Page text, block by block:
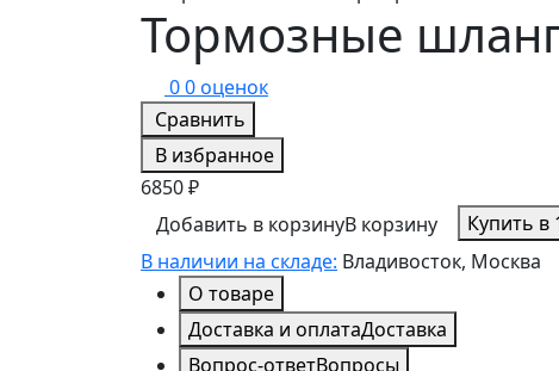
Тормозные
00 оценок
Сравнить
В избранное
6850 ₽
Добавить в корзинуВ корзину Купить в
В наличии на складе: Владивосток, Москва
О товаре
Доставка и оплатаДоставка
Вопрос-ответВопросы